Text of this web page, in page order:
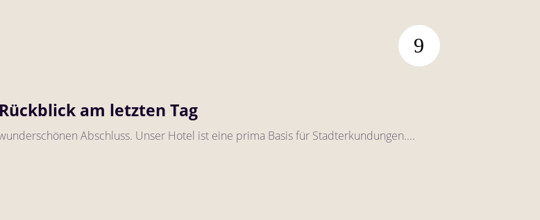
Rückblick am letzten Tag
Abschluss. Unser Hotel ist eine prima Basis für Stadterkundungen....